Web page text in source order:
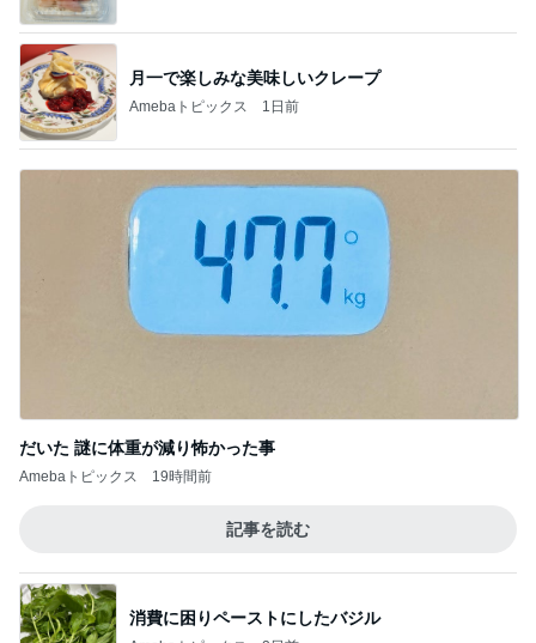
月一で楽しみな美味しいクレープ
Amebaトピックス 1日前
だいた 謎に体重が減り怖かった事
Amebaトピックス 19時間前
記事を読む
消費に困りペーストにしたバジル